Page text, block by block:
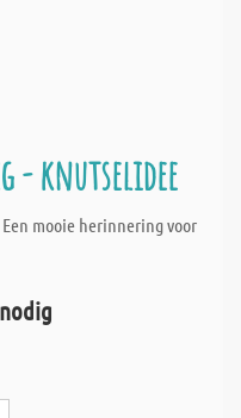
- knutselidee
Een mooie herinnering voor